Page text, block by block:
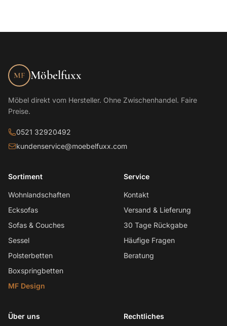
MF Möbelfuxx
Möbel direkt vom Hersteller. Ohne Zwischenhandel. Faire
Preise.
0521 32920492
kundenservice@moebelfuxx.com
Sortiment
Wohnlandschaften
Ecksofas
Sofas & Couches
Sessel
Polsterbetten
Boxspringbetten
MF Design
Service
Kontakt
Versand & Lieferung
30 Tage Rückgabe
Häufige Fragen
Beratung
Über uns Rechtliches